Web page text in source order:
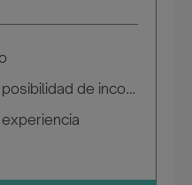
Temporal con posibilidad de incorporarse a plantilla